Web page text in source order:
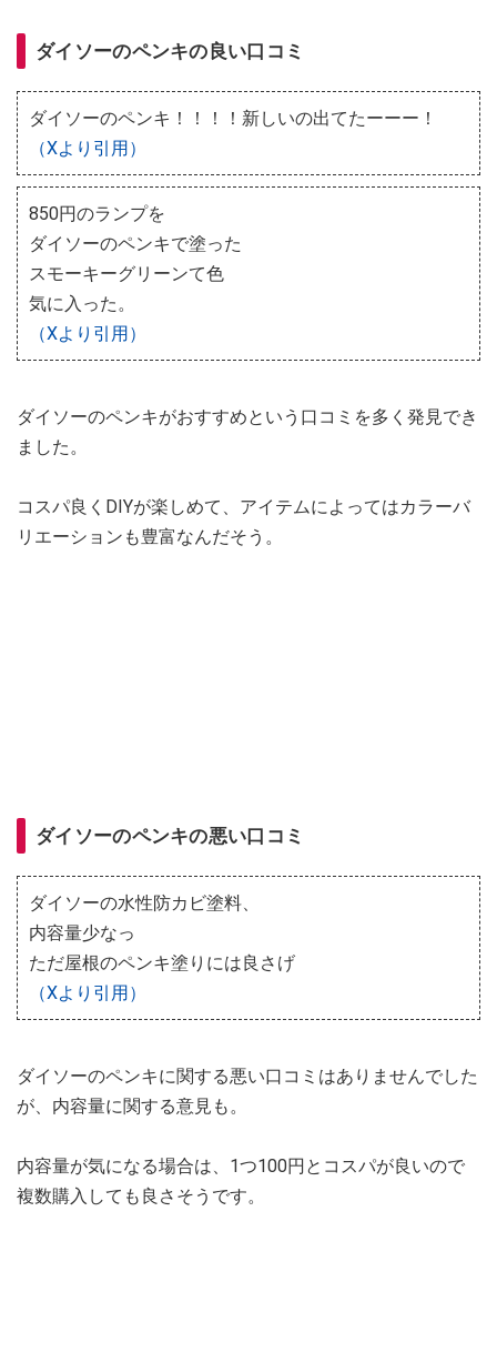
ダイソーのペンキの良い口コミ
ダイソーのペンキ！！！！新しいの出てたーーー！
（Xより引用）
850円のランプを
ダイソーのペンキで塗った
スモーキーグリーンて色
気に入った。
（Xより引用）
ダイソーのペンキがおすすめという口コミを多く発見でき
ました。
コスパ良くDIYが楽しめて、アイテムによってはカラーバ
リエーションも豊富なんだそう。
ダイソーのペンキの悪い口コミ
ダイソーの水性防カビ塗料、
内容量少なっ
ただ屋根のペンキ塗りには良さげ
（Xより引用）
ダイソーのペンキに関する悪い口コミはありませんでした
が、内容量に関する意見も。
内容量が気になる場合は、1つ100円とコスパが良いので
複数購入しても良さそうです。